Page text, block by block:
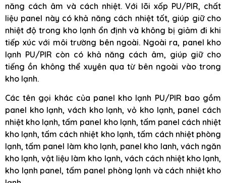
năng cách âm và cách nhiệt. Với lõi xốp PU/PIR, chất
liệu panel này có khả năng cách nhiệt tốt, giúp giữ cho
nhiệt độ trong kho lạnh ổn định và không bị giảm đi khi
tiếp xúc với môi trường bên ngoài. Ngoài ra, panel kho
lạnh PU/PIR còn có khả năng cách âm, giúp giữ cho
tiếng ồn không thể xuyên qua từ bên ngoài vào trong
kho lạnh.
Các tên gọi khác của panel kho lạnh PU/PIR bao gồm
panel kho lạnh, vách kho lạnh, vỏ kho lạnh, panel cách
nhiệt kho lạnh, tấm panel kho lạnh, tấm panel cách nhiệt
kho lạnh, tấm cách nhiệt kho lạnh, tấm cách nhiệt phòng
lạnh, tấm panel làm kho lạnh, panel kho lanh, vách ngăn
kho lạnh, vật liệu làm kho lạnh, vách cách nhiệt kho lạnh,
kho lạnh panel, tấm panel phòng lạnh và cách nhiệt kho